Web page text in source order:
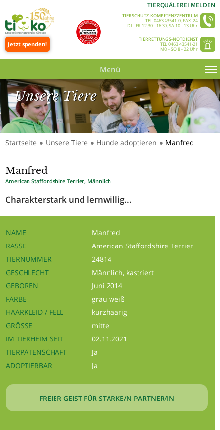
Jetzt spenden!
TIERQUÄLEREI MELDEN
TIERSCHUTZ-KOMPETENZZENTRUM
TEL 0463 43541-0, FAX -24
DI - FR 12.30 - 16:30, SA 10 - 13 Uhr
TIERRETTUNGS-NOTDIENST
TEL 0463 43541-21
MO - SO 8 - 22 Uhr
Menü
Unsere Tiere
Startseite ● Unsere Tiere ● Hunde adoptieren ● Manfred
Manfred
American Staffordshire Terrier, Männlich
Charakterstark und lernwillig...
NAME
Manfred
RASSE
American Staffordshire Terrier
TIERNUMMER
24814
GESCHLECHT
Männlich, kastriert
GEBOREN
Juni 2014
FARBE
grau weiß
HAARKLEID / FELL
kurzhaarig
GRÖSSE
mittel
IM TIERHEIM SEIT
02.11.2021
TIERPATENSCHAFT
Ja
ADOPTIERBAR
Ja
FREIER GEIST FÜR STARKE/N PARTNER/IN